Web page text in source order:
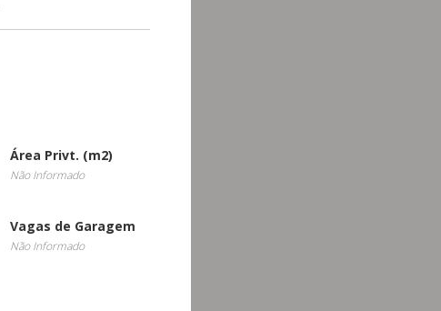
Área Privt. (m2)
Não Informado
Vagas de Garagem
Não Informado